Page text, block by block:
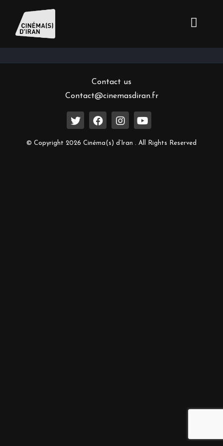
Inscrivez-vous à notre newsletter
Contact us
Contact@cinemasdiran.fr
© Copyright 2026 Cinéma(s) d’Iran . All Rights Reserved